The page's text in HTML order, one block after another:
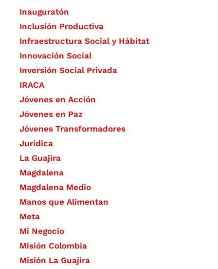
Inauguratón
Inclusión Productiva
Infraestructura Social y Hábitat
​Innovación Social
Inversión Social Privada
IRACA
Jóvenes en Acción
Jóvenes en Paz
Jóvenes Transformadores
Jurídica
La Guajira
Magdalena
Magdalena Medio
Manos que Alimentan
Meta
Mi Negocio
Misión Colombia
Misión La Guajira